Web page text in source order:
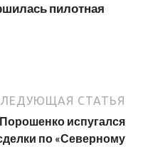
пилотная
СТАТЬЯ
Порошенко испугался
по «Северному